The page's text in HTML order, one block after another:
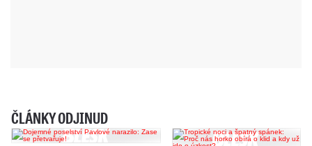
ČLÁNKY ODJINUD